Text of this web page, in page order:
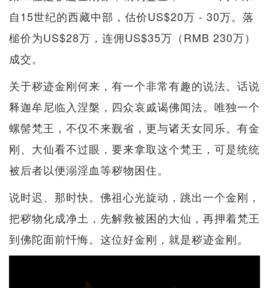
自15世纪的西藏中部，估价US$20万 - 30万。落
槌价为US$28万，连佣US$35万（RMB 230万）
成交。
关于秽迹金刚何来，有一个非常有趣的说法。话说
释迦牟尼临入涅槃，四众哀戚谒佛闻法。唯独一个
螺髻梵王，不仅不来觐省，更与诸天女同乐。有金
刚、大仙看不过眼，要来拿取这个梵王，可是统统
被后者以便溺淫血等秽物困住。
说时迟、那时快。佛祖心光旋动，跳出一个金刚，
把秽物化成净土，先解救被困的大仙，再押着梵王
到佛陀面前忏悔。这位好金刚，就是秽迹金刚。